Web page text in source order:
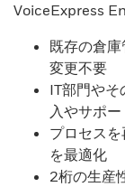
VoiceExpress
既存の倉
変更不要
IT部門やそ
入やサポ
プロセス
を最適化
2桁の生産